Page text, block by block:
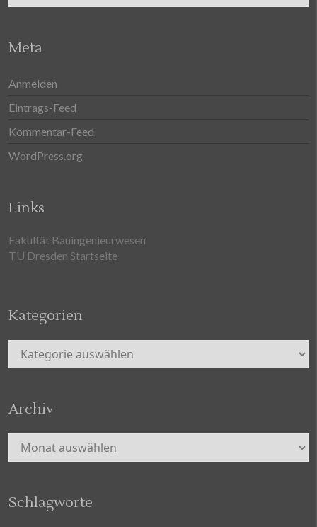
Meta
Anmelden
Eintrags-Feed
Kommentar-Feed
WordPress.org
Links
Fakultät Bauingenieurwesen
TU Dresden Startseite
Kategorien
Kategorien
Archiv
Archiv
Schlagworte